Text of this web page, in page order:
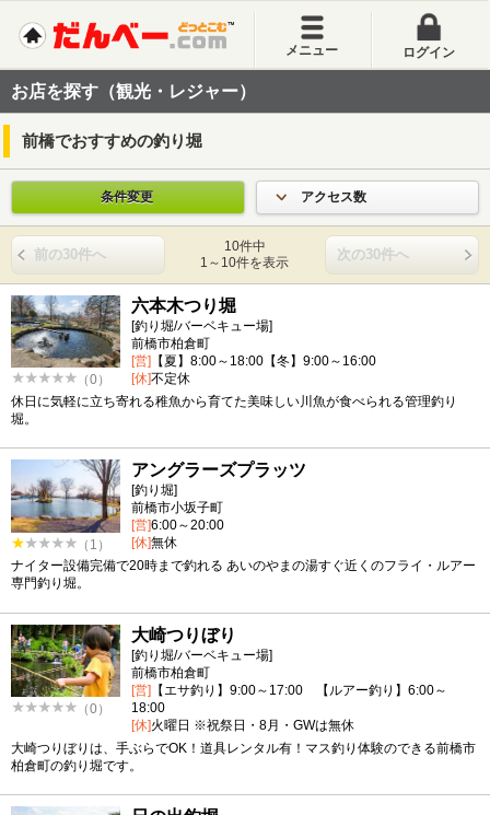
メニュー ログイン
お店を探す（観光・レジャー）
前橋でおすすめの釣り堀
条件変更 アクセス数
前の30件へ
10件中
1～10件を表示
次の30件へ
（0）
六本木つり堀
[釣り堀/バーベキュー場]
前橋市柏倉町
[営] 【夏】8:00～18:00【冬】9:00～16:00
[休]不定休
休日に気軽に立ち寄れる稚魚から育てた美味しい川魚が食べられる管理釣り
堀。
（1）
アングラーズプラッツ
[釣り堀]
前橋市小坂子町
[営]6:00～20:00
[休]無休
ナイター設備完備で20時まで釣れる あいのやまの湯すぐ近くのフライ・ルアー
専門釣り堀。
（0）
大崎つりぼり
[釣り堀/バーベキュー場]
前橋市柏倉町
[営] 【エサ釣り】9:00～17:00 【ルアー釣り】6:00～
18:00
[休]火曜日 ※祝祭日・8月・GWは無休
大崎つりぼりは、手ぶらでOK！道具レンタル有！マス釣り体験のできる前橋市
柏倉町の釣り堀です。